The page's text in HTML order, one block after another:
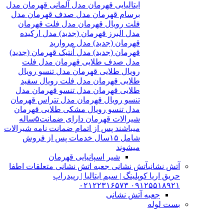
ایتالیایی قهرمان مدل آلمانی قهرمان مدل
برسام قهرمان مدل صدف قهرمان مدل
فلت رویال قهرمان مدل فلت قهرمان
مدل البرز قهرمان (جدید) مدل ارکیده
قهرمان (جدید) مدل مروارید
قهرمان (جدید) مدل آنتیک قهرمان (جدید)
مدل صدف طلایی قهرمان مدل فلت
رویال طلایی قهرمان مدل تنسو رویال
طلایی قهرمان مدل فلت رویال سفید
طلایی قهرمان مدل تنسو قهرمان مدل
تنسو رویال قهرمان مدل تتراس قهرمان
مدل تنسو رویال مشکی طلایی قهرمان
شیرالات قهرمان دارای ضمانت۵ساله
میباشند پس از اتمام ضمانت نامه شیرالات
شامل ۱۵سال خدمات پس از فروش
میشوند
شیر اسپانیایی قهرمان
آتش نشانیآتش نشانی جعبه اتش نشانی متعلقات اطفا
حریق اریا کوپلینگ | سیم ایتالیا | رپیدراپ
۰۹۱۲۵۵۱۸۹۲۱ ۰۲۱۲۲۳۱۶۵۷۳
جعبه آتش نشانی
بست لوله